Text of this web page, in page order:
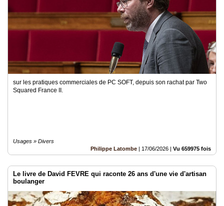
sur les pratiques commerciales de PC SOFT, depuis son rachat par Two
Squared France II.
Usages » Divers
Philippe Latombe | 17/06/2026 | Vu 659975 fois
Le livre de David FEVRE qui raconte 26 ans d'une vie d'artisan
boulanger